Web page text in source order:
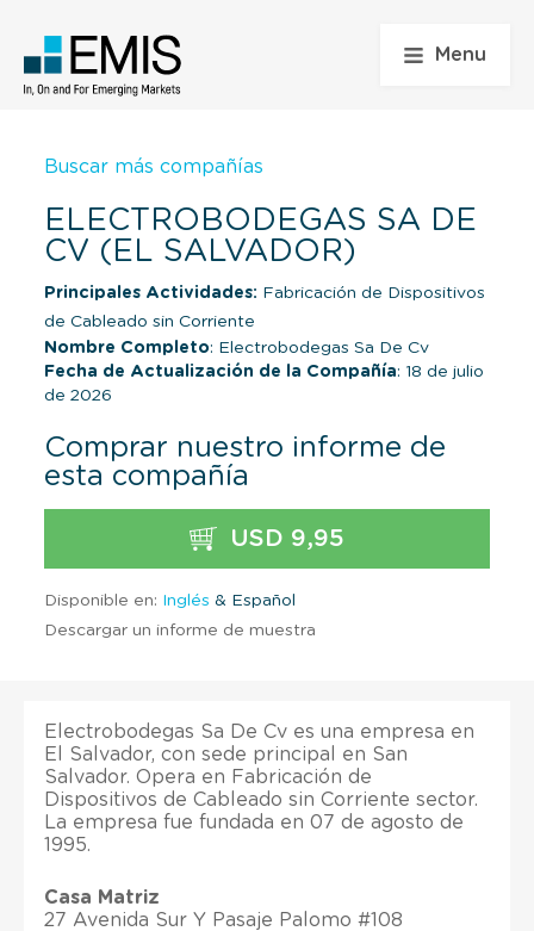
Menu
Buscar más compañías
ELECTROBODEGAS SA DE
CV (EL SALVADOR)
Principales Actividades: Fabricación de Dispositivos
de Cableado sin Corriente
Nombre Completo: Electrobodegas Sa De Cv
Fecha de Actualización de la Compañía: 18 de julio
de 2026
Comprar nuestro informe de
esta compañía
USD 9,95
Disponible en: Inglés & Español
Descargar un informe de muestra
Electrobodegas Sa De Cv es una empresa en
El Salvador, con sede principal en San
Salvador. Opera en Fabricación de
Dispositivos de Cableado sin Corriente sector.
La empresa fue fundada en 07 de agosto de
1995.
Casa Matriz
27 Avenida Sur Y Pasaje Palomo #108